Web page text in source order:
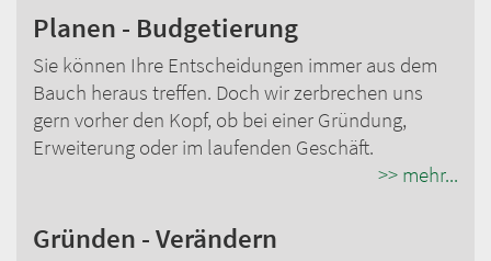
Planen - Budgetierung
Sie können Ihre Entscheidungen immer aus dem
Bauch heraus treffen. Doch wir zerbrechen uns
gern vorher den Kopf, ob bei einer Gründung,
Erweiterung oder im laufenden Geschäft.
>> mehr...
Gründen - Verändern